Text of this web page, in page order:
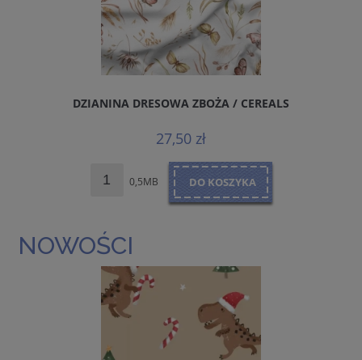
DZIANINA DRESOWA ZBOŻA / CEREALS
27,50 zł
0,5MB DO KOSZYKA
NOWOŚCI